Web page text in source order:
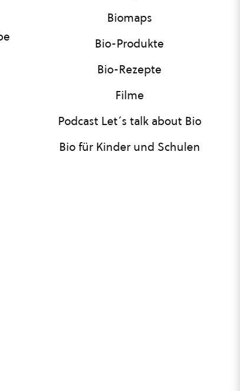
Biomaps
Bio-Produkte
Bio-Rezepte
Filme
Podcast Let´s talk about Bio
Bio für Kinder und Schulen